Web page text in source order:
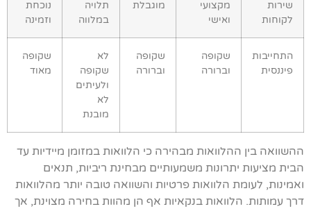
שירות
לקוחות
מקצועי
ואישי
מוגבלת
תלויה
במלווה
נוכחת
וזמינה
התחייבות
פיננסית
שקופה
וברורה
שקופה
וברורה
לא
שקופה
ולעיתים
לא
מובנת
שקופה
מאוד
ההשוואה בין ההלוואות מבהירה כי הלוואות במזומן מיידיות עד
הבית מציעות יתרונות משמעותיים מבחינת ריביות, תנאים
ואמינות, לעומת הלוואות פרטיות והשוואה טובה יותר מהלוואות
דרך עמותות. הלוואות בנקאיות אף הן מהוות בחירה מצוינת, אך